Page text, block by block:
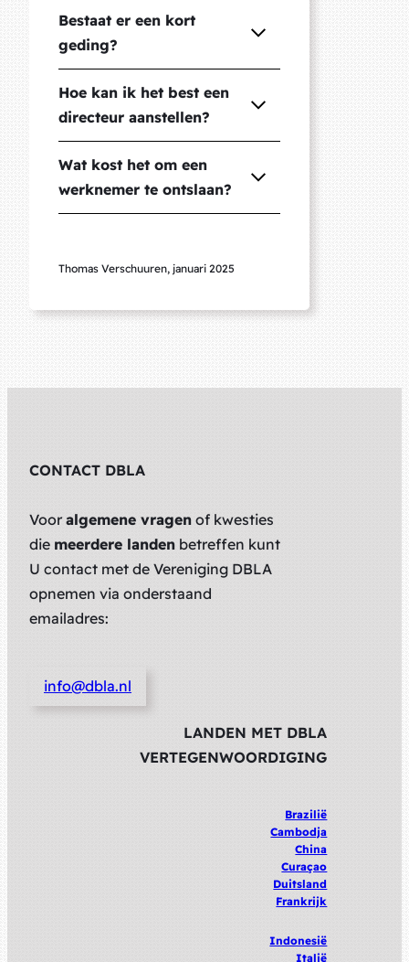
Bestaat er een kort
geding?
Hoe kan ik het best een
directeur aanstellen?
Wat kost het om een
werknemer te ontslaan?
Thomas Verschuuren, januari 2025
CONTACT DBLA
Vooralgemene vragen of kwesties
die meerdere landen betreffen kunt
U contact met de Vereniging DBLA
opnemen via onderstaand
emailadres:
info@dbla.nl
LANDEN MET DBLA
VERTEGENWOORDIGING
Brazilië
Cambodja
China
Curaçao
Duitsland
Frankrijk
Indonesië
Italië